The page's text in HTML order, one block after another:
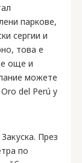
паркове,
сергии и
това е
още и
можете
del Perú y
През
по